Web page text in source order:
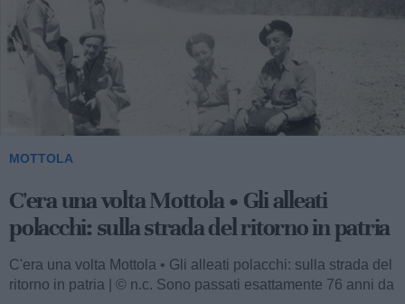
MOTTOLA
C'era una volta Mottola • Gli alleati
polacchi: sulla strada del ritorno in patria
C'era una volta Mottola • Gli alleati polacchi: sulla strada del
ritorno in patria | © n.c. Sono passati esattamente 76 anni da